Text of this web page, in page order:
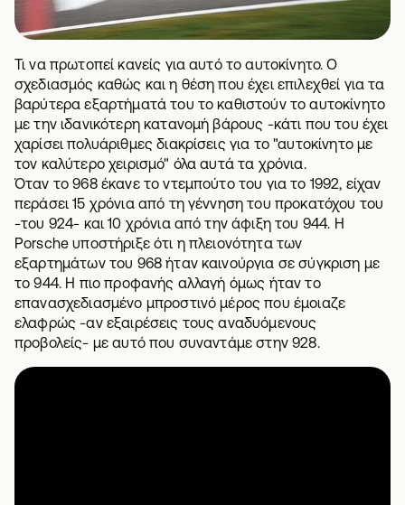
Τι να πρωτοπεί κανείς για αυτό το αυτοκίνητο. Ο
σχεδιασμός καθώς και η θέση που έχει επιλεχθεί για τα
βαρύτερα εξαρτήματά του το καθιστούν το αυτοκίνητο
με την ιδανικότερη κατανομή βάρους -κάτι που του έχει
χαρίσει πολυάριθμες διακρίσεις για το "αυτοκίνητο με
τον καλύτερο χειρισμό" όλα αυτά τα χρόνια.
Όταν το 968 έκανε το ντεμπούτο του για το 1992, είχαν
περάσει 15 χρόνια από τη γέννηση του προκατόχου του
-του 924- και 10 χρόνια από την άφιξη του 944. Η
Porsche υποστήριξε ότι η πλειονότητα των
εξαρτημάτων του 968 ήταν καινούργια σε σύγκριση με
το 944. Η πιο προφανής αλλαγή όμως ήταν το
επανασχεδιασμένο μπροστινό μέρος που έμοιαζε
ελαφρώς -αν εξαιρέσεις τους αναδυόμενους
προβολείς- με αυτό που συναντάμε στην 928.